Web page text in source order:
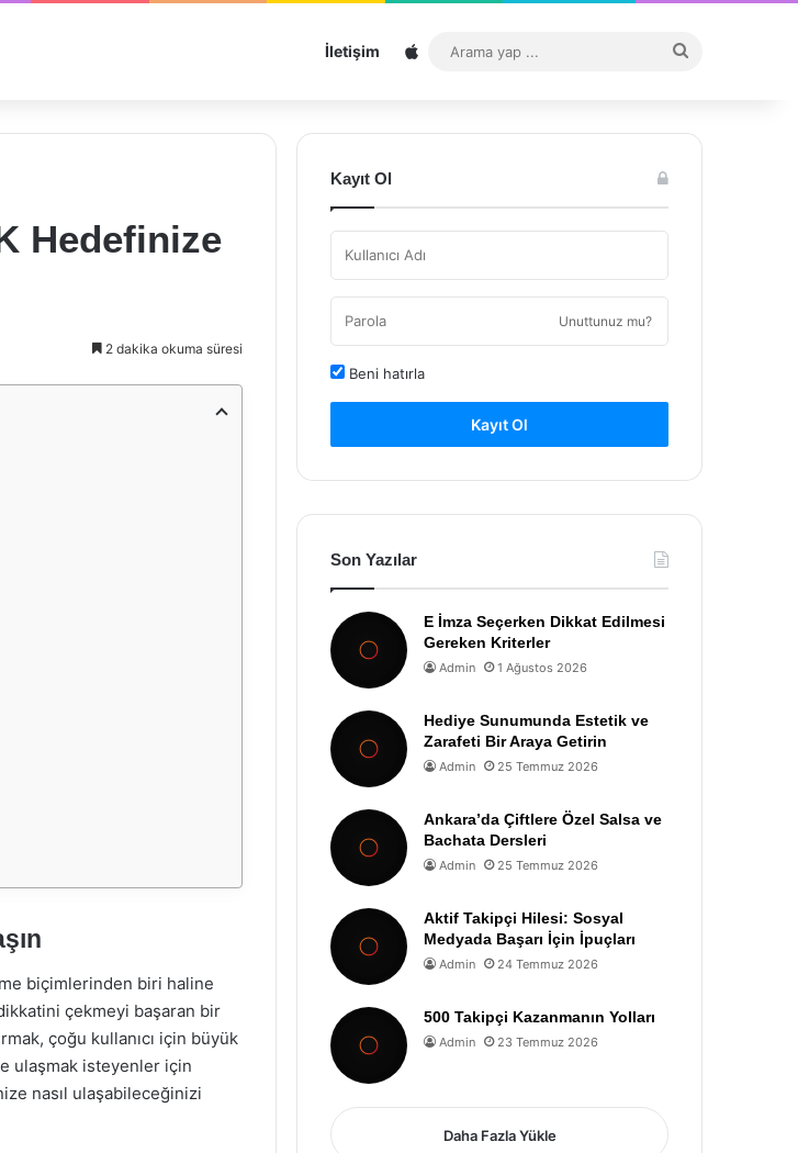
İletişim Sitemap
...
Hedefinize
2 dakika okuma süresi
biçimlerinden biri haline
çekmeyi başaran bir
çoğu kullanıcı için büyük
ulaşmak isteyenler için
nasıl ulaşabileceğinizi
Kayıt Ol
Unuttunuz mu?
Beni hatırla
Kayıt Ol
Son Yazılar
E İmza Seçerken Dikkat Edilmesi
Gereken Kriterler
Admin 1 Ağustos 2026
Hediye Sunumunda Estetik ve
Zarafeti Bir Araya Getirin
Admin 25 Temmuz 2026
Ankara’da Çiftlere Özel Salsa ve
Bachata Dersleri
Admin 25 Temmuz 2026
Aktif Takipçi Hilesi: Sosyal
Medyada Başarı İçin İpuçları
Admin 24 Temmuz 2026
500 Takipçi Kazanmanın Yolları
Admin 23 Temmuz 2026
Daha Fazla Yükle